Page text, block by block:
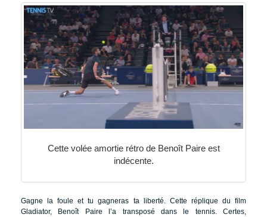
Cette volée amortie rétro de Benoît Paire est
indécente.
Gagne la foule et tu gagneras ta liberté. Cette réplique du film
Gladiator, Benoît Paire l’a transposé dans le tennis. Certes,